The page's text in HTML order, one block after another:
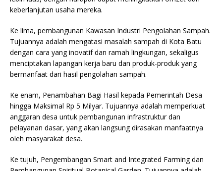
keberlanjutan usaha mereka.
Ke lima, pembangunan Kawasan Industri Pengolahan Sampah.
Tujuannya adalah mengatasi masalah sampah di Kota Batu
dengan cara yang inovatif dan ramah lingkungan, sekaligus
menciptakan lapangan kerja baru dan produk-produk yang
bermanfaat dari hasil pengolahan sampah.
Ke enam, Penambahan Bagi Hasil kepada Pemerintah Desa
hingga Maksimal Rp 5 Milyar. Tujuannya adalah memperkuat
anggaran desa untuk pembangunan infrastruktur dan
pelayanan dasar, yang akan langsung dirasakan manfaatnya
oleh masyarakat desa.
Ke tujuh, Pengembangan Smart and Integrated Farming dan